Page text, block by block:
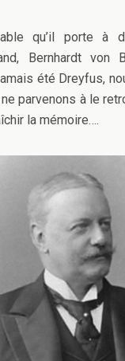
qu’il porte à
Bernhardt von
été Dreyfus,
parvenons à le
la mémoire….